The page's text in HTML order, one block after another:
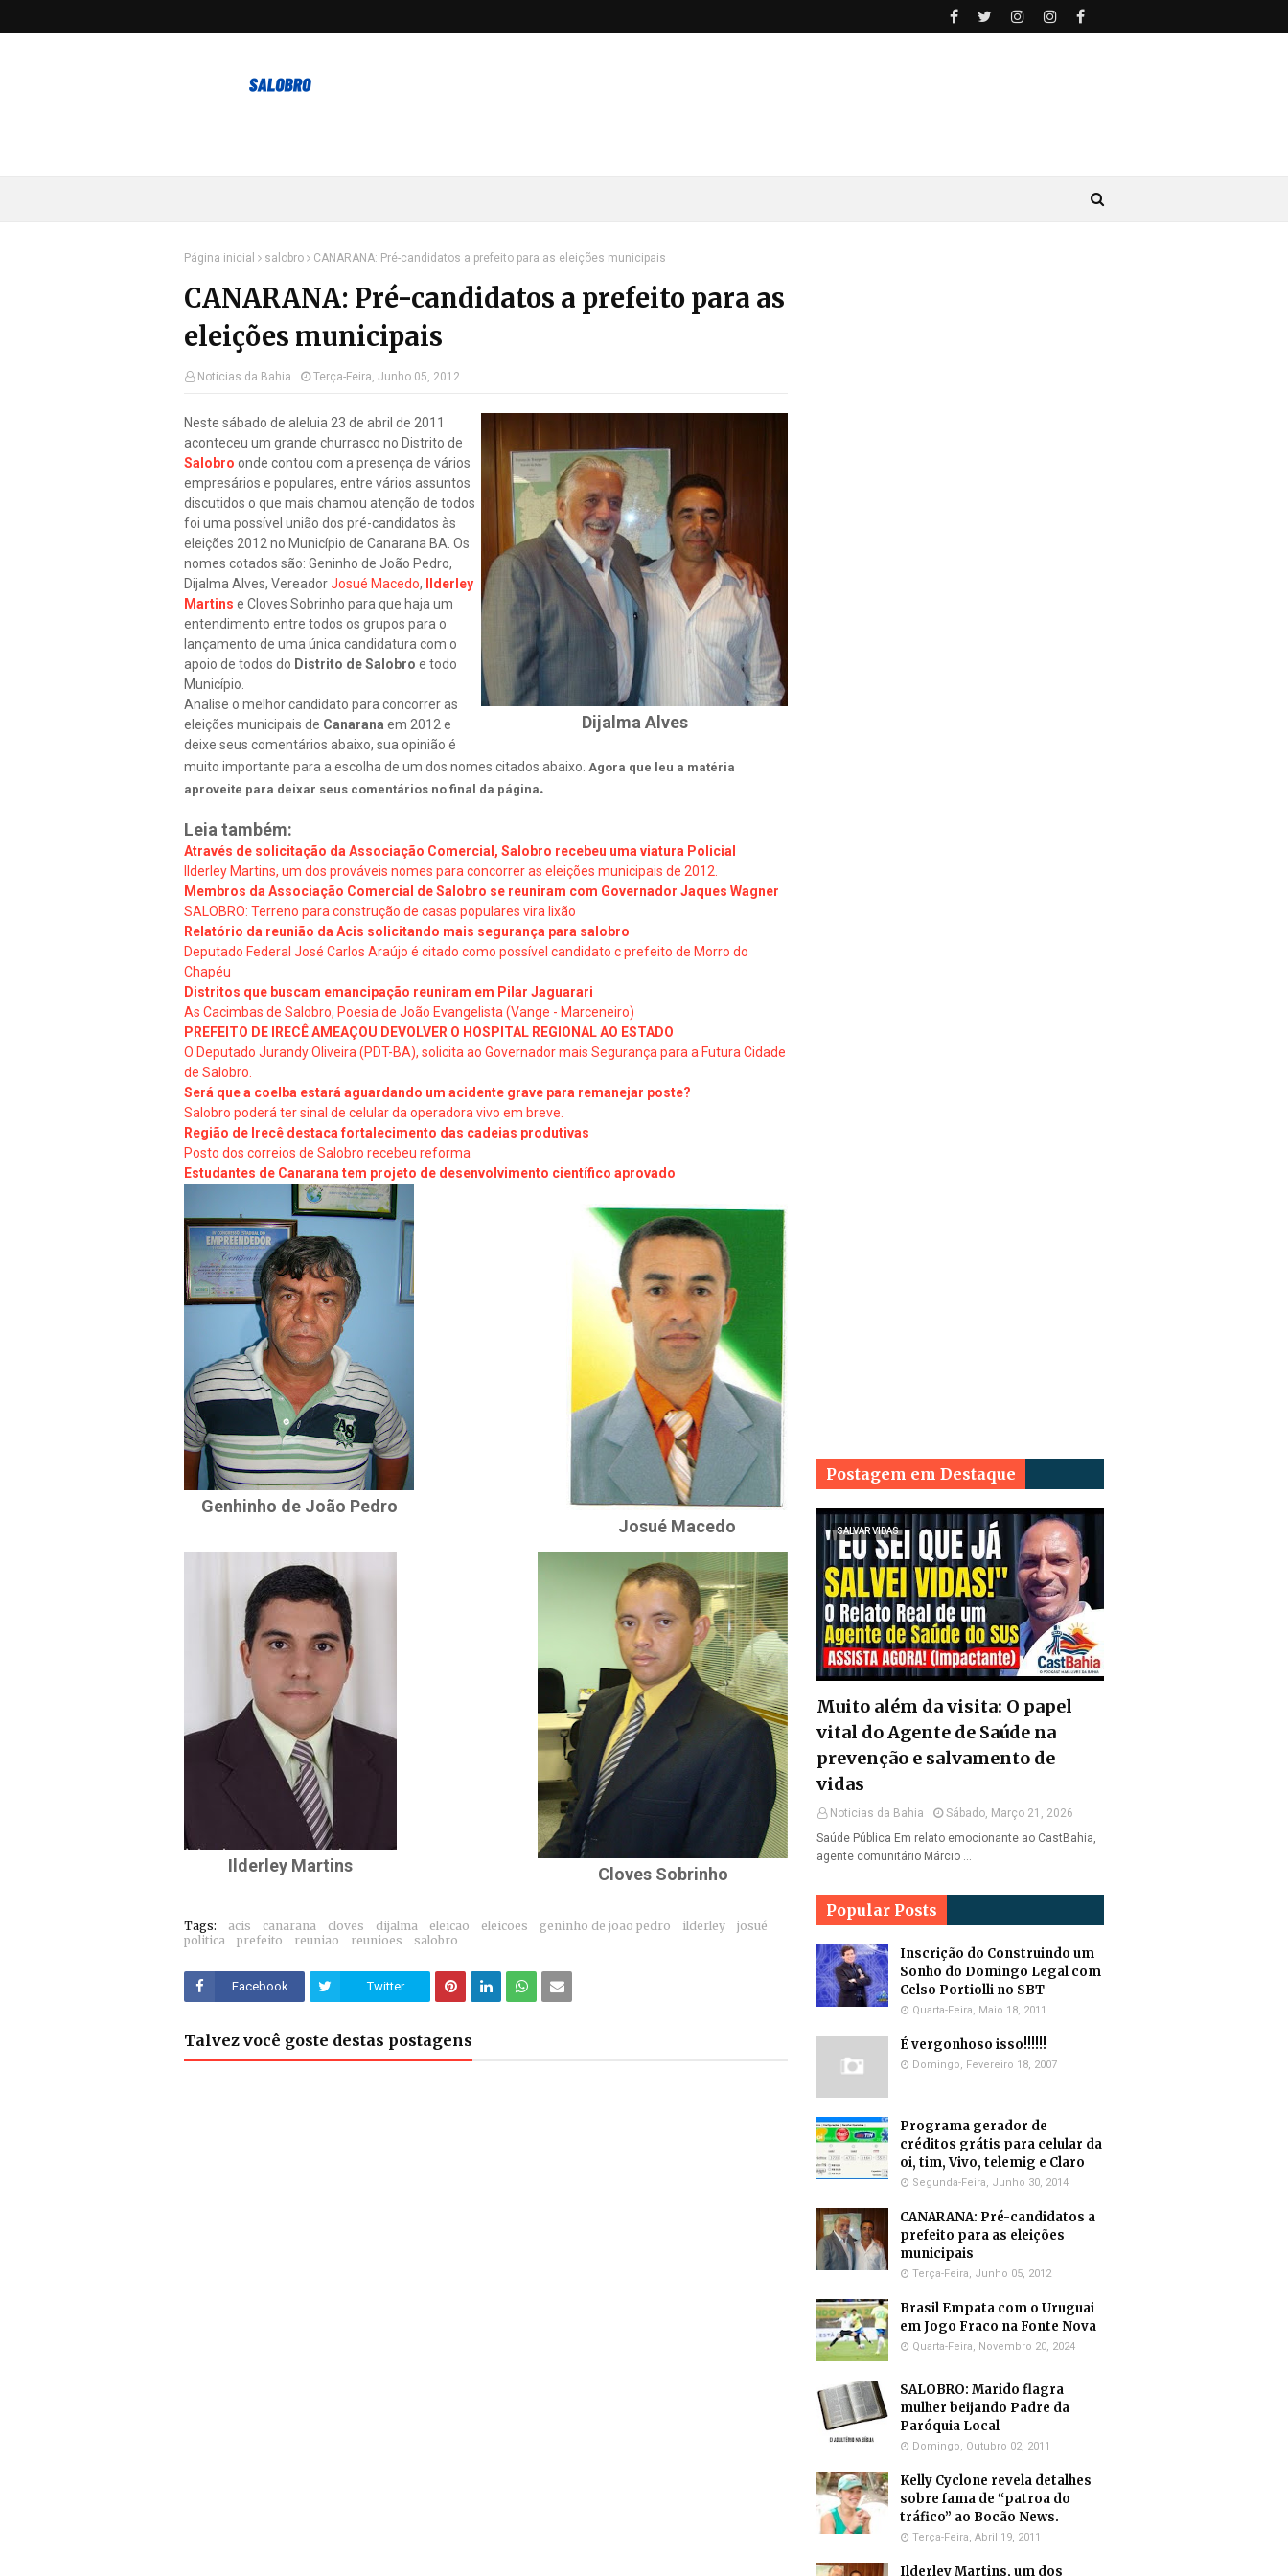
Página inicial salobro CANARANA: Pré-candidatos a prefeito para as eleições municipais
CANARANA: Pré-candidatos a prefeito para as
eleições municipais
Noticias da Bahia Terça-Feira, Junho 05, 2012
Dijalma Alves
Neste sábado de aleluia 23 de abril de 2011
aconteceu um grande churrasco no Distrito de
Salobro onde contou com a presença de vários
empresários e populares, entre vários assuntos
discutidos o que mais chamou atenção de todos
foi uma possível união dos pré-candidatos às
eleições 2012 no Município de Canarana BA. Os
nomes cotados são: Geninho de João Pedro,
Dijalma Alves, VereadorJosué Macedo,
Ilderley
Martins e Cloves Sobrinho para que haja um
entendimento entre todos os grupos para o
lançamento de uma única candidatura com o
apoio de todos do Distrito de Salobro e todo
Município.
Analise o melhor candidato para concorrer as
eleições municipais de Canarana em 2012 e
deixe seus comentários abaixo, sua opinião é
muito importante para a escolha de um dos nomes citados abaixo. Agora que leu a matéria
aproveite para deixar seus comentários no final da página.
Leia também:
Através de solicitação da Associação Comercial, Salobro recebeu uma viatura Policial
Ilderley Martins, um dos prováveis nomes para concorrer as eleições municipais de 2012.
Membros da Associação Comercial de Salobro se reuniram com Governador Jaques Wagner
SALOBRO: Terreno para construção de casas populares vira lixão
Relatório da reunião da Acis solicitando mais segurança para salobro
Deputado Federal José Carlos Araújo é citado como possível candidato c prefeito de Morro do
Chapéu
Distritos que buscam emancipação reuniram em Pilar Jaguarari
As Cacimbas de Salobro, Poesia de João Evangelista (Vange - Marceneiro)
PREFEITO DE IRECÊ AMEAÇOU DEVOLVER O HOSPITAL REGIONAL AO ESTADO
O Deputado Jurandy Oliveira (PDT-BA), solicita ao Governador mais Segurança para a Futura Cidade
de Salobro.
Será que a coelba estará aguardando um acidente grave para remanejar poste?
Salobro poderá ter sinal de celular da operadora vivo em breve.
Região de Irecê destaca fortalecimento das cadeias produtivas
Posto dos correios de Salobro recebeu reforma
Estudantes de Canarana tem projeto de desenvolvimento científico aprovado
Genhinho de João Pedro
Josué Macedo
Cloves Sobrinho
Ilderley Martins
Tags: acis canarana cloves dijalma eleicao eleicoes geninho de joao pedro ilderley
josué
politica
prefeito reuniao reunioes salobro
Facebook Twitter
Talvez você goste destas postagens
Postagem em Destaque
SALVAR VIDAS
Muito além da visita: O papel
vital do Agente de Saúde na
prevenção e salvamento de
vidas
Noticias da Bahia
Sábado, Março 21, 2026
Saúde Pública Em relato emocionante ao CastBahia,
agente comunitário Márcio …
Popular Posts
Inscrição do Construindo um
Sonho do Domingo Legal com
Celso Portiolli no SBT
Quarta-Feira, Maio 18, 2011
É vergonhoso isso!!!!!!
Domingo, Fevereiro 18, 2007
Programa gerador de
créditos grátis para celular da
oi, tim, Vivo, telemig e Claro
Segunda-Feira, Junho 30, 2014
CANARANA: Pré-candidatos a
prefeito para as eleições
municipais
Terça-Feira, Junho 05, 2012
Brasil Empata com o Uruguai
em Jogo Fraco na Fonte Nova
Quarta-Feira, Novembro 20, 2024
SALOBRO: Marido flagra
mulher beijando Padre da
Paróquia Local
Domingo, Outubro 02, 2011
Kelly Cyclone revela detalhes
sobre fama de “patroa do
tráfico” ao Bocão News.
Terça-Feira, Abril 19, 2011
Ilderley Martins, um dos